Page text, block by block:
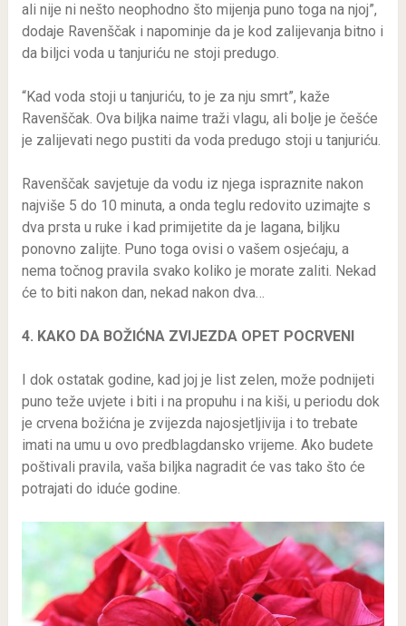
ali nije ni nešto neophodno što mijenja puno toga na njoj”,
dodaje Ravenščak i napominje da je kod zalijevanja bitno i
da biljci voda u tanjuriću ne stoji predugo.
“Kad voda stoji u tanjuriću, to je za nju smrt”, kaže
Ravenščak. Ova biljka naime traži vlagu, ali bolje je češće
je zalijevati nego pustiti da voda predugo stoji u tanjuriću.
Ravenščak savjetuje da vodu iz njega ispraznite nakon
najviše 5 do 10 minuta, a onda teglu redovito uzimajte s
dva prsta u ruke i kad primijetite da je lagana, biljku
ponovno zalijte. Puno toga ovisi o vašem osjećaju, a
nema točnog pravila svako koliko je morate zaliti. Nekad
će to biti nakon dan, nekad nakon dva…
4. KAKO DA BOŽIĆNA ZVIJEZDA OPET POCRVENI
I dok ostatak godine, kad joj je list zelen, može podnijeti
puno teže uvjete i biti i na propuhu i na kiši, u periodu dok
je crvena božićna je zvijezda najosjetljivija i to trebate
imati na umu u ovo predblagdansko vrijeme. Ako budete
poštivali pravila, vaša biljka nagradit će vas tako što će
potrajati do iduće godine.